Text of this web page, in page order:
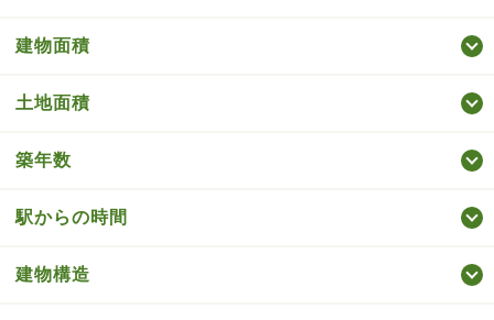
建物面積
土地面積
築年数
駅からの時間
建物構造